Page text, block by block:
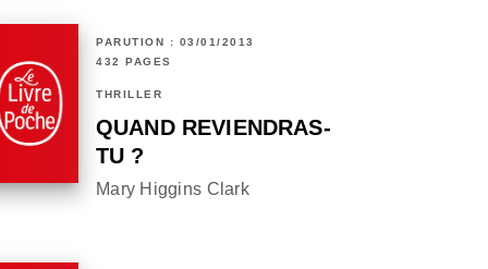
PARUTION : 03/01/2013
432 PAGES
THRILLER
QUAND REVIENDRAS-
TU ?
Mary Higgins Clark